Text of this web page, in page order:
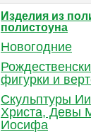
Изделия из
полистоуна
Новогодние
фигурки и
Скульптуры
Христа, Девы
Иосифа